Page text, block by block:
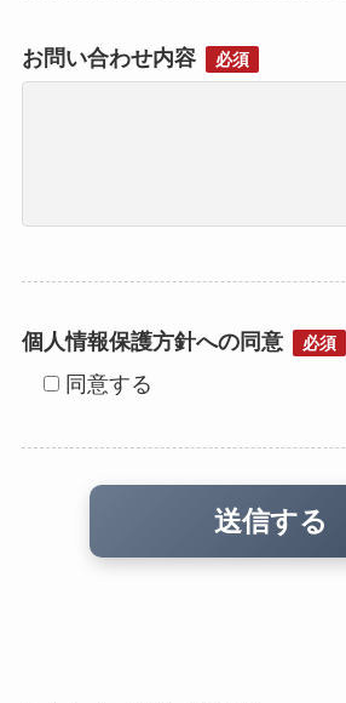
お問い合わせ内容 必須
個人情報保護方針への同意 必須
同意する